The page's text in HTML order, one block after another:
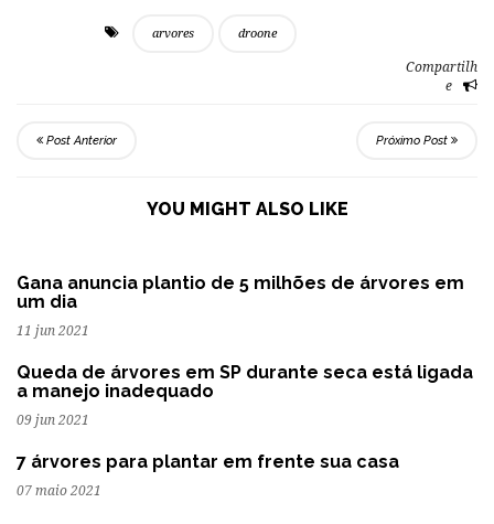
arvores droone
Compartilh
e
Post Anterior Próximo Post
YOU MIGHT ALSO LIKE
Gana anuncia plantio de 5 milhões de árvores em
um dia
11 jun 2021
Queda de árvores em SP durante seca está ligada
a manejo inadequado
09 jun 2021
7 árvores para plantar em frente sua casa
07 maio 2021